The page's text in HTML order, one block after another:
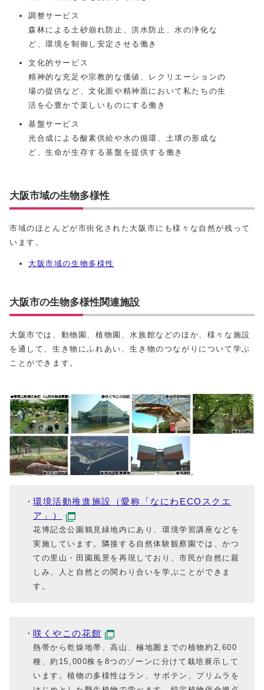
調整サービス
森林による土砂崩れ防止、洪水防止、水の浄化な
ど、環境を制御し安定させる働き
文化的サービス
精神的な充足や宗教的な価値、レクリエーションの
場の提供など、文化面や精神面において私たちの生
活を心豊かで楽しいものにする働き
基盤サービス
光合成による酸素供給や水の循環、土壌の形成な
ど、生命が生存する基盤を提供する働き
大阪市域の生物多様性
市域のほとんどが市街化された大阪市にも様々な自然が残って
います。
大阪市域の生物多様性
大阪市の生物多様性関連施設
大阪市では、動物園、植物園、水族館などのほか、様々な施設
を通して、生き物にふれあい、生き物のつながりについて学ぶ
ことができます。
環境活動推進施設（愛称「なにわECOスクエ
ア」）
花博記念公園鶴見緑地内にあり、環境学習講座などを
実施しています。隣接する自然体験観察園では、かつ
ての里山・田園風景を再現しており、市民が自然に親
しみ、人と自然との関わり合いを学ぶことができま
す。
咲くやこの花館
熱帯から乾燥地帯、高山、極地圏までの植物約2,600
種、約15,000株を8つのゾーンに分けて栽培展示して
います。植物の多様性はラン、サボテン、プリムラを